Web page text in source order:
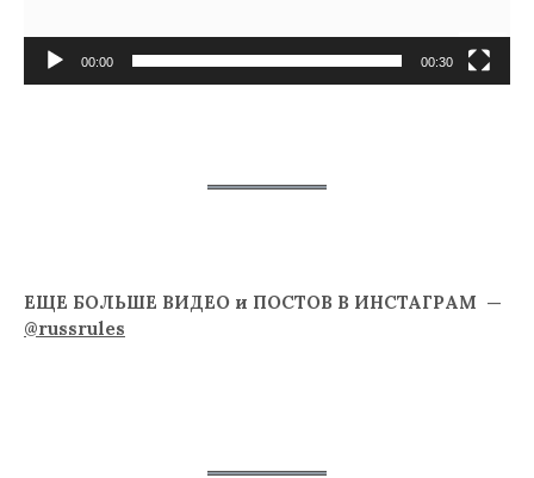
00:00 00:30
ЕЩЕ БОЛЬШЕ ВИДЕО и ПОСТОВ В ИНСТАГРАМ —
@russrules